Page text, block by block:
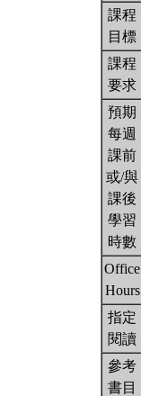
課程
目標
課程
要求
預期
每週
課前
或/與
課後
學習
時數
Office
Hours
指定
閱讀
參考
書目